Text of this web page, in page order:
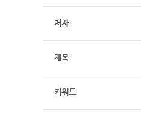
저자
제목
키워드